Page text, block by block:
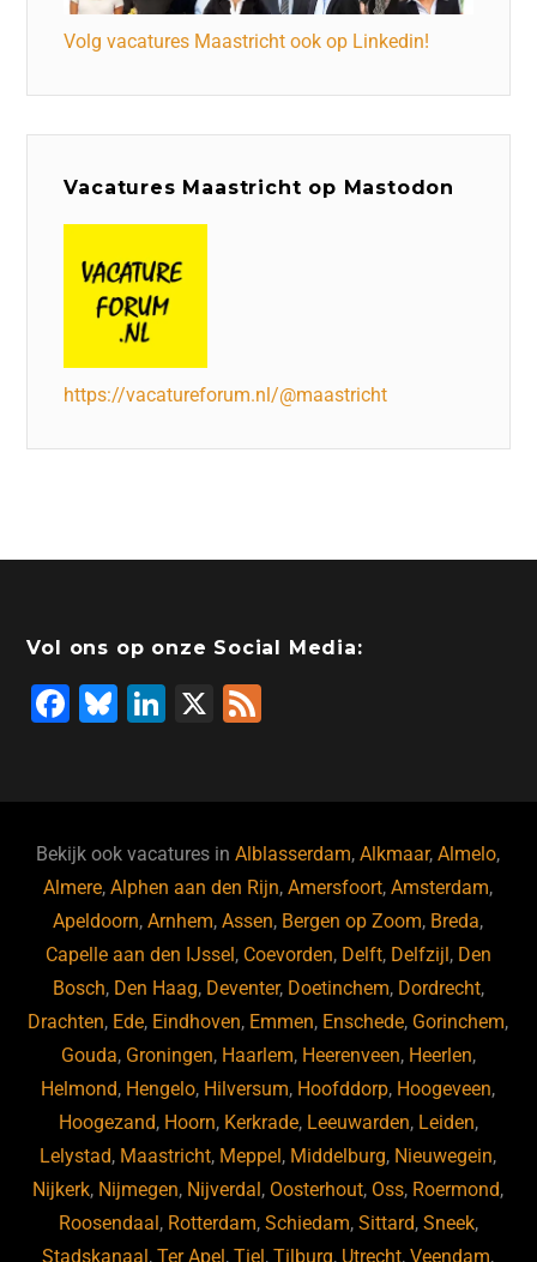
Volg vacatures Maastricht ook op Linkedin!
Vacatures Maastricht op Mastodon
https://vacatureforum.nl/@maastricht
Vol ons op onze Social Media:
F
b
o
o
k
Bl
ky
Li
dI
n
X
Bekijk ook vacatures inAlblasserdam,Alkmaar,Almelo,
Almere,Alphen aan den Rijn,Amersfoort,Amsterdam,
Apeldoorn,Arnhem,Assen, Bergen op Zoom, Breda,
Capelle aan den IJssel, Coevorden, Delft, Delfzijl, Den
Bosch, Den Haag, Deventer, Doetinchem, Dordrecht,
Drachten, Ede, Eindhoven, Emmen, Enschede, Gorinchem,
Gouda, Groningen, Haarlem, Heerenveen, Heerlen,
Helmond, Hengelo, Hilversum, Hoofddorp, Hoogeveen,
Hoogezand, Hoorn, Kerkrade, Leeuwarden, Leiden,
Lelystad, Maastricht, Meppel, Middelburg, Nieuwegein,
Nijkerk, Nijmegen, Nijverdal, Oosterhout, Oss, Roermond,
Roosendaal, Rotterdam, Schiedam, Sittard, Sneek,
Stadskanaal,Ter Apel,Tiel,Tilburg, Utrecht,Veendam,